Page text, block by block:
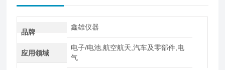
品牌
鑫雄仪器
应用领域
电子/电池,航空航天,汽车及零部件,电
气